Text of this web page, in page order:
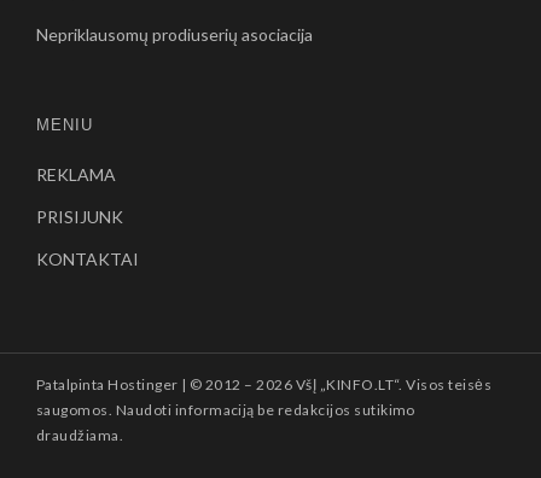
Nepriklausomų prodiuserių asociacija
MENIU
REKLAMA
PRISIJUNK
KONTAKTAI
Patalpinta Hostinger | © 2012 –2026 VšĮ „KINFO.LT“. Visos teisės
saugomos. Naudoti informaciją be redakcijos sutikimo
draudžiama.